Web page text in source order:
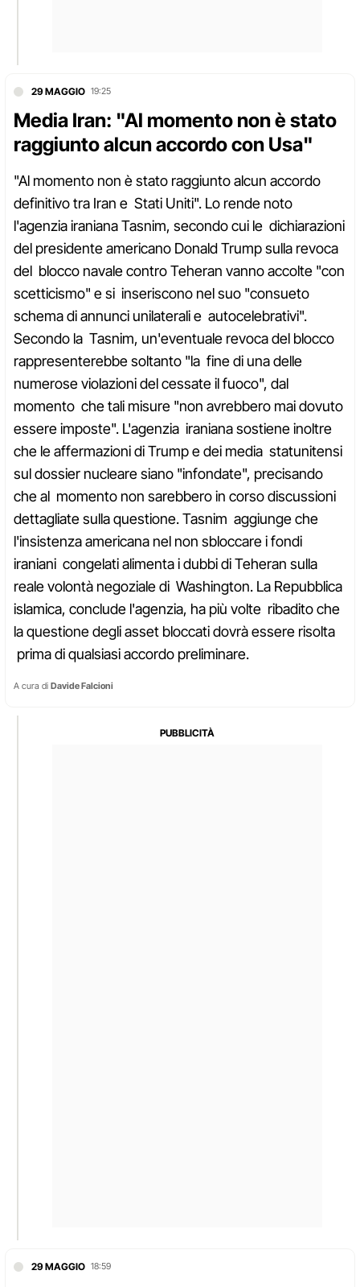
29 MAGGIO 19:25
Media Iran: "Al momento non è stato
raggiunto alcun accordo con Usa"
"Al momento non è stato raggiunto alcun accordo
definitivo tra Iran e Stati Uniti". Lo rende noto
l'agenzia iraniana Tasnim, secondo cui le dichiarazioni
del presidente americano Donald Trump sulla revoca
del blocco navale contro Teheran vanno accolte "con
scetticismo" e si inseriscono nel suo "consueto
schema di annunci unilaterali e autocelebrativi".
Secondo la Tasnim, un'eventuale revoca del blocco
rappresenterebbe soltanto "la fine di una delle
numerose violazioni del cessate il fuoco", dal
momento che tali misure "non avrebbero mai dovuto
essere imposte". L'agenzia iraniana sostiene inoltre
che le affermazioni di Trump e dei media statunitensi
sul dossier nucleare siano "infondate", precisando
che al momento non sarebbero in corso discussioni
dettagliate sulla questione. Tasnim aggiunge che
l'insistenza americana nel non sbloccare i fondi
iraniani congelati alimenta i dubbi di Teheran sulla
reale volontà negoziale di Washington. La Repubblica
islamica, conclude l'agenzia, ha più volte ribadito che
la questione degli asset bloccati dovrà essere risolta
prima di qualsiasi accordo preliminare.
A cura di Davide Falcioni
29 MAGGIO 18:59